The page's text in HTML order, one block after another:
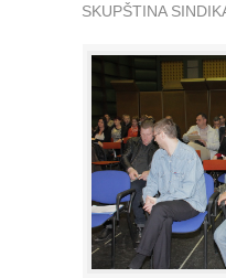
SKUPŠTINA